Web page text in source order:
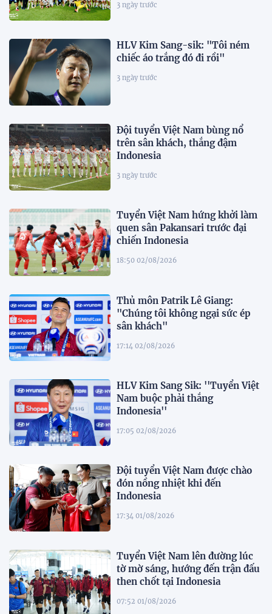
3 ngày trước
HLV Kim Sang-sik: "Tôi ném
chiếc áo trắng đó đi rồi"
3 ngày trước
Đội tuyển Việt Nam bùng nổ
trên sân khách, thắng đậm
Indonesia
3 ngày trước
Tuyển Việt Nam hứng khởi làm
quen sân Pakansari trước đại
chiến Indonesia
18:50 02/08/2026
Thủ môn Patrik Lê Giang:
"Chúng tôi không ngại sức ép
sân khách"
17:14 02/08/2026
HLV Kim Sang Sik: ''Tuyển Việt
Nam buộc phải thắng
Indonesia''
17:05 02/08/2026
Đội tuyển Việt Nam được chào
đón nồng nhiệt khi đến
Indonesia
17:34 01/08/2026
Tuyển Việt Nam lên đường lúc
tờ mờ sáng, hướng đến trận đấu
then chốt tại Indonesia
07:52 01/08/2026